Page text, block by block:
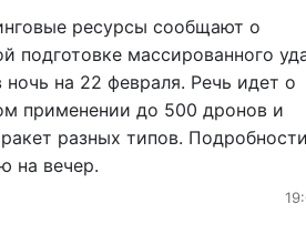
ресурсы сообщают о
подготовке массированного
ночь на 22 февраля. Речь идет о
применении до 500 дронов и
разных типов.
на вечер.